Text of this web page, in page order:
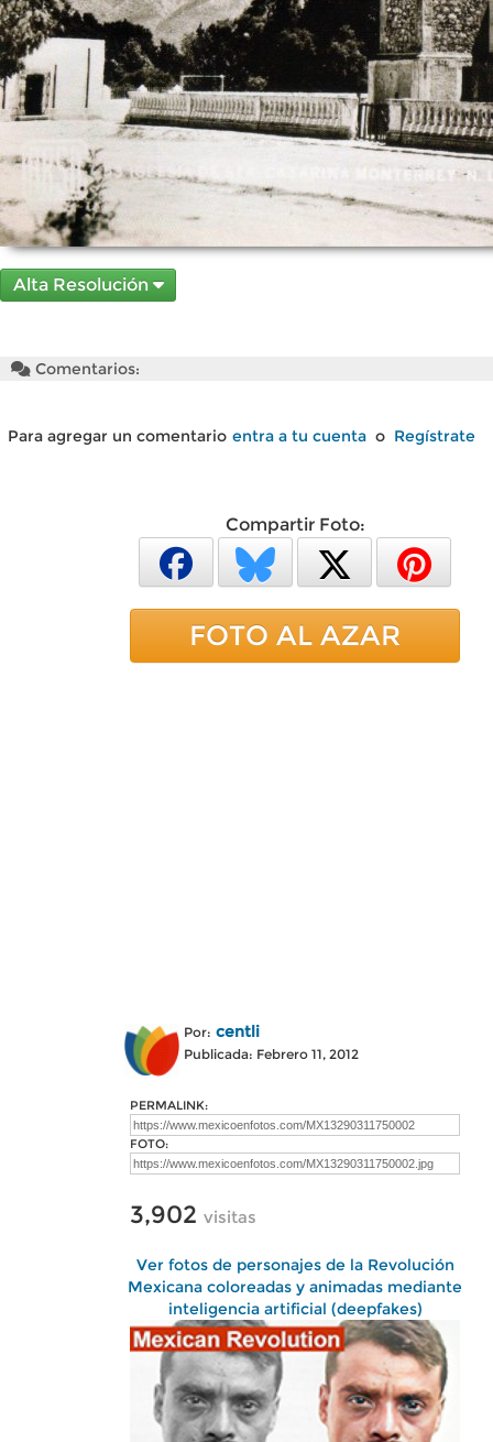
Alta Resolución
Comentarios:
Para agregar un comentario entra a tu cuenta o Regístrate
Compartir Foto:
FOTO AL AZAR
Por: centli
Publicada: Febrero 11, 2012
PERMALINK:
FOTO:
3,902 visitas
Ver fotos de personajes de la Revolución
Mexicana coloreadas y animadas mediante
inteligencia artificial (deepfakes)